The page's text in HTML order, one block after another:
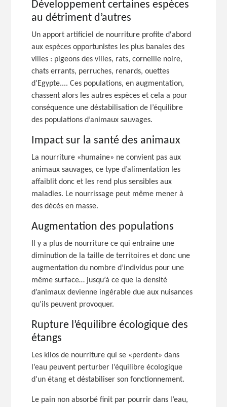
Développement certaines espèces
au détriment d’autres
Un apport artificiel de nourriture profite d'abord
aux espèces opportunistes les plus banales des
villes : pigeons des villes, rats, corneille noire,
chats errants, perruches, renards, ouettes
d’Egypte.... Ces populations, en augmentation,
chassent alors les autres espèces et cela a pour
conséquence une déstabilisation de l’équilibre
des populations d’animaux sauvages.
Impact sur la santé des animaux
La nourriture «humaine» ne convient pas aux
animaux sauvages, ce type d’alimentation les
affaiblit donc et les rend plus sensibles aux
maladies. Le nourrissage peut même mener à
des décès en masse.
Augmentation des populations
Il y a plus de nourriture ce qui entraine une
diminution de la taille de territoires et donc une
augmentation du nombre d’individus pour une
même surface… jusqu’à ce que la densité
d’animaux devienne ingérable due aux nuisances
qu’ils peuvent provoquer.
Rupture l’équilibre écologique des
étangs
Les kilos de nourriture qui se «perdent» dans
l’eau peuvent perturber l’équilibre écologique
d’un étang et déstabiliser son fonctionnement.
Le pain non absorbé finit par pourrir dans l’eau,